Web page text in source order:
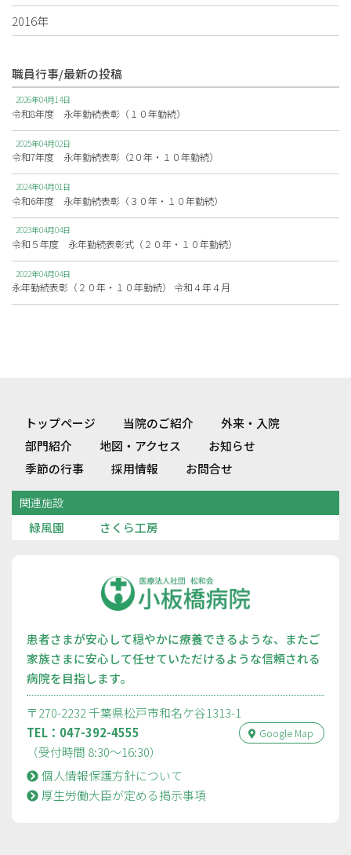
2016年
職員行事/最新の投稿
2026年04月14日
令和8年度 永年勤続表彰（１０年勤続）
2025年04月02日
令和7年度 永年勤続表彰（2０年・１０年勤続）
2024年04月01日
令和6年度 永年勤続表彰（３０年・１０年勤続）
2023年04月04日
令和５年度 永年勤続表彰式（２０年・１０年勤続）
2022年04月04日
永年勤続表彰（２０年・１０年勤続） 令和４年４月
トップページ 当院のご紹介
外来・入院
部門紹介
地図・アクセス
お知らせ
季節の行事
採用情報 お問合せ
関連施設
緑風園 さくら工房
患者さまが安心して穏やかに療養できるような、またご
家族さまに安心して任せていただけるような信頼される
病院を目指します。
〒270-2232 千葉県松戸市和名ケ谷1313-1
Google Map
TEL：047-392-4555
（受付時間 8:30〜16:30）
個人情報保護方針について
厚⽣労働⼤⾂が定める掲⽰事項